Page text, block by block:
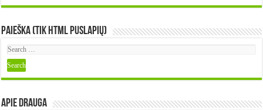
Paieška (tik HTML puslapių)
Apie DRAUGA